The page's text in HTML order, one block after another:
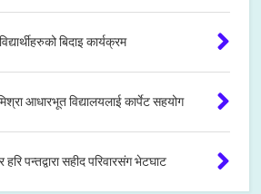
बिदाइ कार्यक्रम
आधारभूत विद्यालयलाई कार्पेट सहयोग
हरि पन्तद्वारा सहीद परिवारसंग भेटघाट